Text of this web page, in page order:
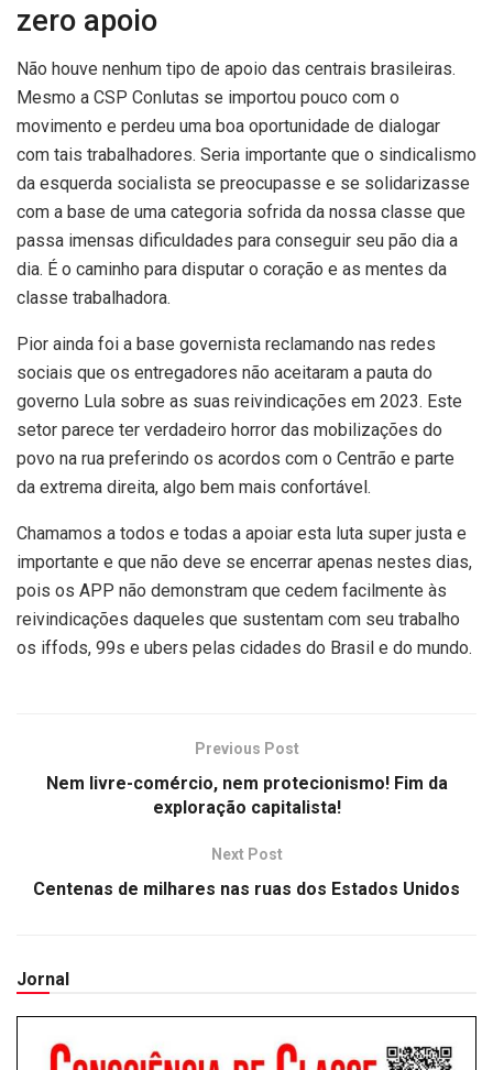
zero apoio
Não houve nenhum tipo de apoio das centrais brasileiras.
Mesmo a CSP Conlutas se importou pouco com o
movimento e perdeu uma boa oportunidade de dialogar
com tais trabalhadores. Seria importante que o sindicalismo
da esquerda socialista se preocupasse e se solidarizasse
com a base de uma categoria sofrida da nossa classe que
passa imensas dificuldades para conseguir seu pão dia a
dia. É o caminho para disputar o coração e as mentes da
classe trabalhadora.
Pior ainda foi a base governista reclamando nas redes
sociais que os entregadores não aceitaram a pauta do
governo Lula sobre as suas reivindicações em 2023. Este
setor parece ter verdadeiro horror das mobilizações do
povo na rua preferindo os acordos com o Centrão e parte
da extrema direita, algo bem mais confortável.
Chamamos a todos e todas a apoiar esta luta super justa e
importante e que não deve se encerrar apenas nestes dias,
pois os APP não demonstram que cedem facilmente às
reivindicações daqueles que sustentam com seu trabalho
os iffods, 99s e ubers pelas cidades do Brasil e do mundo.
Previous Post
Nem livre-comércio, nem protecionismo! Fim da
exploração capitalista!
Next Post
Centenas de milhares nas ruas dos Estados Unidos
Jornal